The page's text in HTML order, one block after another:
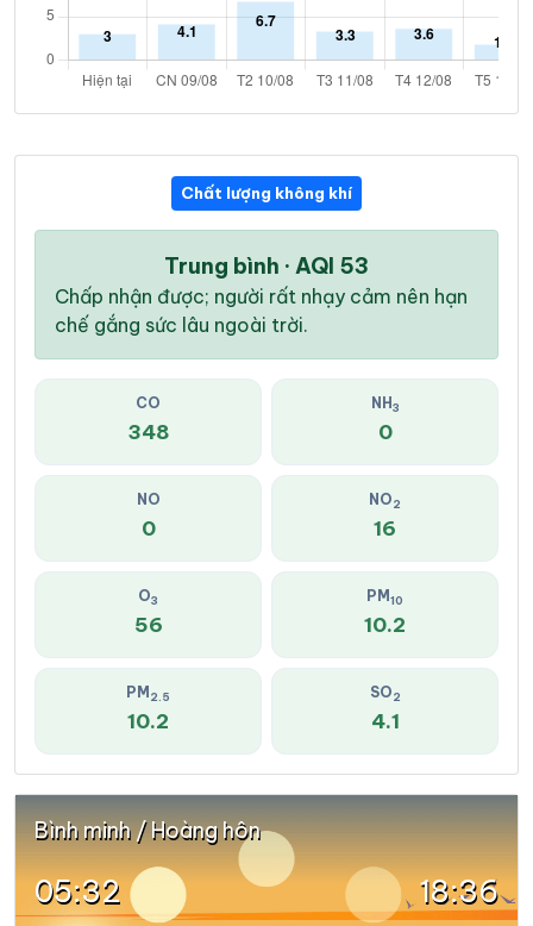
Chất lượng không khí
Trung bình · AQI 53
Chấp nhận được; người rất nhạy cảm nên hạn
chế gắng sức lâu ngoài trời.
CO
348
NH 3
0
NO
0
NO2
16
O3
56
PM 10
10.2
PM 2.5
10.2
SO2
4.1
Bình minh / Hoàng hôn
05:32 18:36